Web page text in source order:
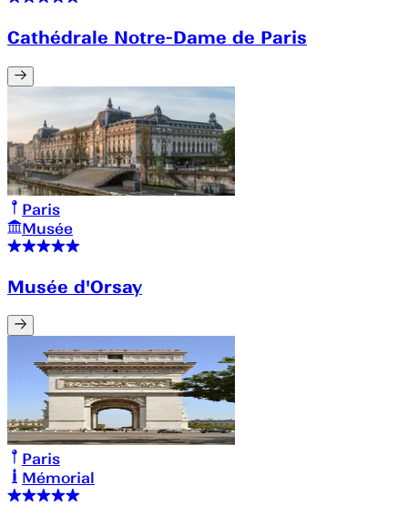
Cathédrale Notre-Dame de Paris
Paris
Musée
Musée d'Orsay
Paris
Mémorial